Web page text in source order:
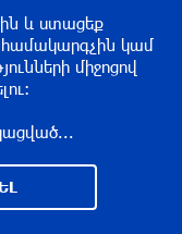
և ստացեք
համակարգչին կամ
միջոցով